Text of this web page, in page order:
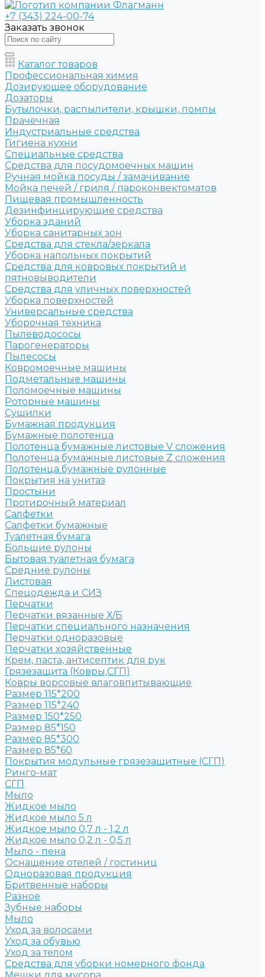
+7 (343) 224-00-74
Заказать звонок
Каталог товаров
Профессиональная химия
Дозирующее оборудование
Дозаторы
Бутылочки, распылители, крышки, помпы
Прачечная
Индустриальные средства
Гигиена кухни
Специальные средства
Средства для посудомоечных машин
Ручная мойка посуды / замачивание
Мойка печей / гриля / пароконвектоматов
Пищевая промышленность
Дезинфинцирующие средства
Уборка зданий
Уборка санитарных зон
Средства для стекла/зеркала
Уборка напольных покрытий
Средства для ковровых покрытий и
пятновыводители
Средства для уличных поверхностей
Уборка поверхностей
Универсальные средства
Уборочная техника
Пылеводососы
Парогенераторы
Пылесосы
Ковромоечные машины
Подметальные машины
Поломоечные машины
Роторные машины
Сушилки
Бумажная продукция
Бумажные полотенца
Полотенца бумажные листовые V сложения
Полотенца бумажные листовые Z сложения
Полотенца бумажные рулонные
Покрытия на унитаз
Простыни
Протирочный материал
Салфетки
Салфетки бумажные
Туалетная бумага
Большие рулоны
Бытовая туалетная бумага
Средние рулоны
Листовая
Спецодежда и СИЗ
Перчатки
Перчатки вязанные Х/Б
Перчатки специального назначения
Перчатки одноразовые
Перчатки хозяйственные
Крем, паста, антисептик для рук
Грязезащита (Ковры,СГП)
Ковры ворсовые влаговпитывающие
Размер 115*200
Размер 115*240
Размер 150*250
Размер 85*150
Размер 85*300
Размер 85*60
Покрытия модульные грязезащитные (СГП)
Ринго-мат
СГП
Мыло
Жидкое мыло
Жидкое мыло 5 л
Жидкое мыло 0,7 л - 1,2 л
Жидкое мыло 0,2 л - 0,5 л
Мыло - пена
Оснащение отелей / гостиниц
Одноразовая продукция
Бритвенные наборы
Разное
Зубные наборы
Мыло
Уход за волосами
Уход за обувью
Уход за телом
Средства для уборки номерного фонда